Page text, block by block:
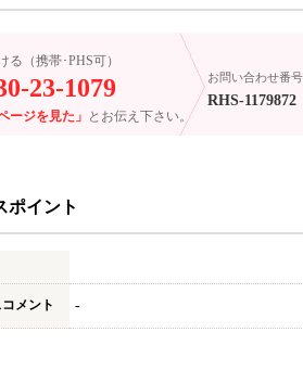
る（携帯･PHS可）
23-1079
ージを見た」 とお伝え下さい。
お問い合わせ番
RHS-1179872
ポイント
メント -